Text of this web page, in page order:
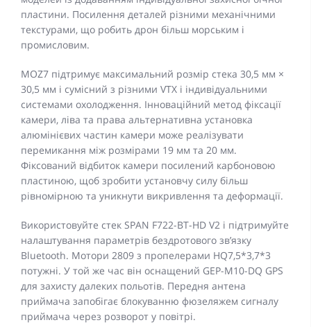
пластини. Посилення деталей різними механічними
текстурами, що робить дрон більш морським і
промисловим.
MOZ7 підтримує максимальний розмір стека 30,5 мм ×
30,5 мм і сумісний з різними VTX і індивідуальними
системами охолодження. Інноваційний метод фіксації
камери, ліва та права альтернативна установка
алюмінієвих частин камери може реалізувати
перемикання між розмірами 19 мм та 20 мм.
Фіксований відбиток камери посилений карбоновою
пластиною, щоб зробити установчу силу більш
рівномірною та уникнути викривлення та деформації.
Використовуйте стек SPAN F722-BT-HD V2 і підтримуйте
налаштування параметрів бездротового зв’язку
Bluetooth. Мотори 2809 з пропелерами HQ7,5*3,7*3
потужні. У той же час він оснащений GEP-M10-DQ GPS
для захисту далеких польотів. Передня антена
приймача запобігає блокуванню фюзеляжем сигналу
приймача через розворот у повітрі.